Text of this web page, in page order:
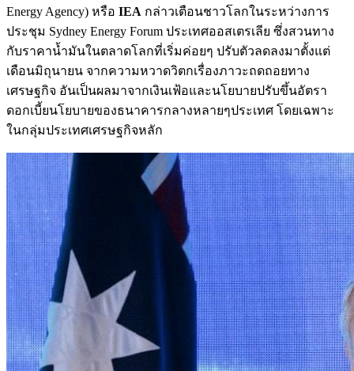
Energy Agency) หรือ IEA กล่าวเตือนชาวโลกในระหว่างการ
ประชุม Sydney Energy Forum ประเทศออสเตรเลีย ซึ่งสวนทาง
กับราคาน้ำมันในตลาดโลกที่เริ่มค่อยๆ ปรับตัวลดลงมาตั้งแต่
เดือนมิถุนายน จากความหวาดวิตกเรื่องภาวะถดถอยทาง
เศรษฐกิจ อันเป็นผลมาจากเงินเฟ้อและนโยบายปรับขึ้นอัตรา
ดอกเบี้ยนโยบายของธนาคารกลางหลายๆประเทศ โดยเฉพาะ
ในกลุ่มประเทศเศรษฐกิจหลัก